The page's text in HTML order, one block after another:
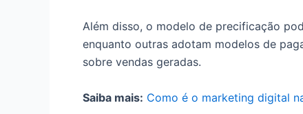
Além disso, o modelo de precificação
enquanto outras adotam modelos de
sobre vendas geradas.
Saiba mais: Como é o marketing digital